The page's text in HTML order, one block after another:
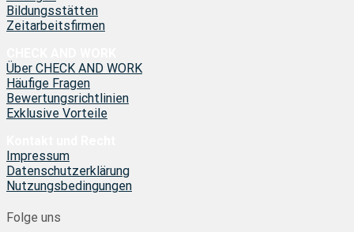
Bildungsstätten
Zeitarbeitsfirmen
Über CHECK AND WORK
Häufige Fragen
Bewertungsrichtlinien
Exklusive Vorteile
Impressum
Datenschutzerklärung
Nutzungsbedingungen
Folge uns